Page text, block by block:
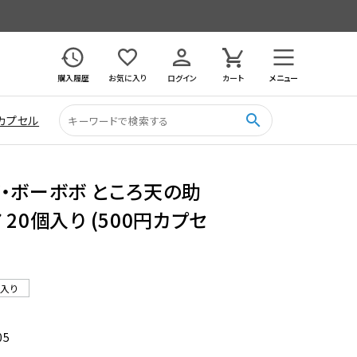
購入履歴
お気に入り ログイン カート メニュー
プセル search
ボーボボ ところ天の助
20個入り (500円カプセ
り